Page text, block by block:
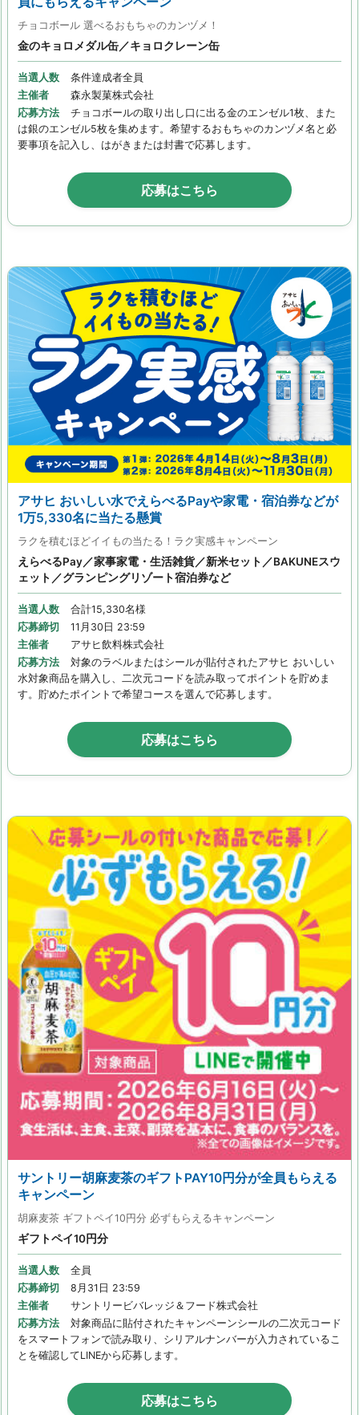
チョコボール 選べるおもちゃのカンヅメ！
金のキョロメダル缶／キョロクレーン缶
当選人数
条件達成者全員
主催者
森永製菓株式会社
応募方法
チョコボールの取り出し口に出る金のエンゼル1枚、また
は銀のエンゼル5枚を集めます。希望するおもちゃのカンヅメ名と必
要事項を記入し、はがきまたは封書で応募します。
応募はこちら
アサヒ おいしい水でえらべるPayや家電・宿泊券などが
1万5,330名に当たる懸賞
ラクを積むほどイイもの当たる！ラク実感キャンペーン
えらべるPay／家事家電・生活雑貨／新米セット／BAKUNEスウ
ェット／グランピングリゾート宿泊券など
当選人数
合計15,330名様
応募締切
11月30日 23:59
主催者
アサヒ飲料株式会社
応募方法
対象のラベルまたはシールが貼付されたアサヒ おいしい
水対象商品を購入し、二次元コードを読み取ってポイントを貯めま
す。貯めたポイントで希望コースを選んで応募します。
応募はこちら
サントリー胡麻麦茶のギフトPAY10円分が全員もらえる
キャンペーン
胡麻麦茶 ギフトペイ10円分 必ずもらえるキャンペーン
ギフトペイ10円分
当選人数
全員
応募締切
8月31日 23:59
主催者
サントリービバレッジ＆フード株式会社
応募方法
対象商品に貼付されたキャンペーンシールの二次元コード
をスマートフォンで読み取り、シリアルナンバーが入力されているこ
とを確認してLINEから応募します。
応募はこちら